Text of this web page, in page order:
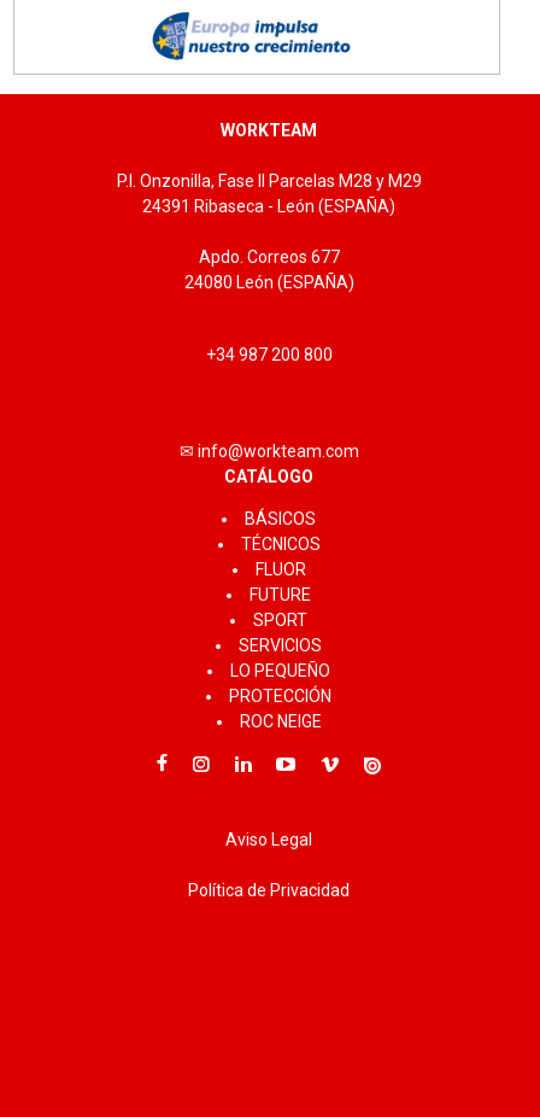
WORKTEAM
P.I. Onzonilla, Fase II Parcelas M28 y M29
24391 Ribaseca - León (ESPAÑA)
Apdo. Correos 677
24080 León (ESPAÑA)
+34 987 200 800
✉ info@workteam.com
CATÁLOGO
BÁSICOS
TÉCNICOS
FLUOR
FUTURE
SPORT
SERVICIOS
LO PEQUEÑO
PROTECCIÓN
ROC NEIGE
Aviso Legal
Política de Privacidad